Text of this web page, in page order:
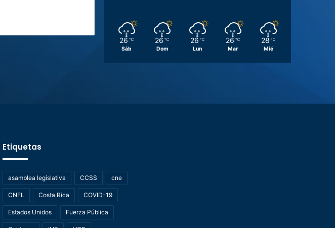
26 ℃
Sáb
26 ℃
Dom
26 ℃
Lun
26 ℃
Mar
28 ℃
Mié
Etiquetas
asamblea legislativa CCSS cne
CNFL Costa Rica COVID-19
Estados Unidos Fuerza Pública